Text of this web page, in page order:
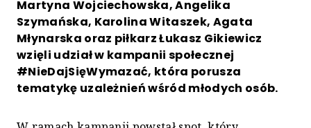
Martyna Wojciechowska, Angelika
Szymańska, Karolina Witaszek, Agata
Młynarska oraz piłkarz Łukasz Gikiewicz
wzięli udział w kampanii społecznej
#NieDajSięWymazać, która porusza
tematykę uzależnień wśród młodych osób.